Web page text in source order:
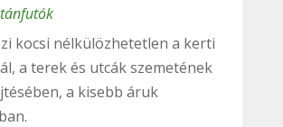
kocsi nélkülözhetetlen a kerti
a terek és utcák szemetének
a kisebb áruk